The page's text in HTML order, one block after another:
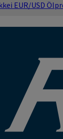
EUR/USD